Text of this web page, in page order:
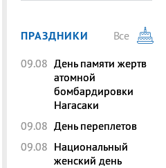
ПРАЗДНИКИ
Все
09.08 День памяти жертв
атомной
бомбардировки
Нагасаки
09.08 День переплетов
09.08 Национальный
женский день